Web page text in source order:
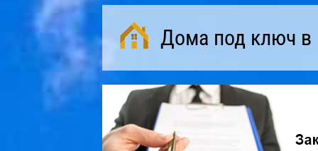
Дома под ключ в